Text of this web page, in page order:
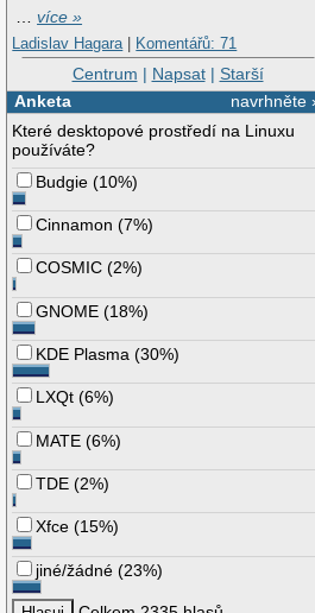
…více »
Ladislav Hagara | Komentářů: 71
Centrum | Napsat| Starší
navrhněte
Anketa
Které desktopové prostředí na Linuxu
používáte?
Budgie (10%)
Cinnamon (7%)
COSMIC (2%)
GNOME (18%)
KDE Plasma (30%)
LXQt (6%)
MATE (6%)
TDE (2%)
Xfce (15%)
jiné/žádné (23%)